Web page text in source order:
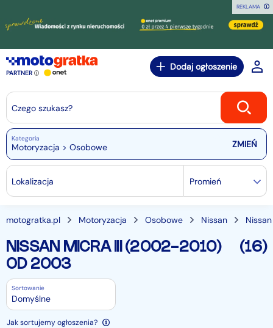
REKLAMA
PARTNER
Dodaj ogłoszenie
Czego szukasz?
Kategoria
Motoryzacja > Osobowe
Lokalizacja Promień
motogratka.pl Motoryzacja Osobowe Nissan
NISSAN MICRA III (2002-2010)
OD 2003
(16)
Sortowanie
Domyślne
Jak sortujemy ogłoszenia?